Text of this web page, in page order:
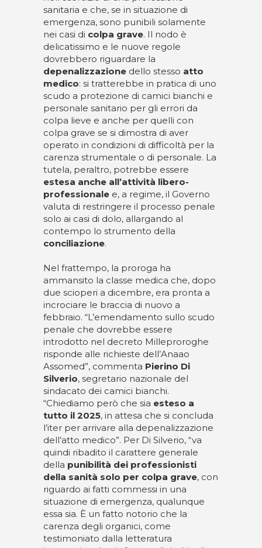
sanitaria e che, se in situazione di
emergenza, sono punibili solamente
nei casi di colpa grave. Il nodo è
delicatissimo e le nuove regole
dovrebbero riguardare la
depenalizzazione dello stesso atto
medico: si tratterebbe in pratica di uno
scudo a protezione di camici bianchi e
personale sanitario per gli errori da
colpa lieve e anche per quelli con
colpa grave se si dimostra di aver
operato in condizioni di difficoltà per la
carenza strumentale o di personale. La
tutela, peraltro, potrebbe essere
estesa anche all’attività libero-
professionale e, a regime, il Governo
valuta di restringere il processo penale
solo ai casi di dolo, allargando al
contempo lo strumento della
conciliazione.
Nel frattempo, la proroga ha
ammansito la classe medica che, dopo
due scioperi a dicembre, era pronta a
incrociare le braccia di nuovo a
febbraio. “L’emendamento sullo scudo
penale che dovrebbe essere
introdotto nel decreto Milleproroghe
risponde alle richieste dell’Anaao
Assomed”, commenta Pierino Di
Silverio, segretario nazionale del
sindacato dei camici bianchi.
“Chiediamo però che sia esteso a
tutto il 2025, in attesa che si concluda
l’iter per arrivare alla depenalizzazione
dell’atto medico”. Per Di Silverio, “va
quindi ribadito il carattere generale
della punibilità dei professionisti
della sanità solo per colpa grave, con
riguardo ai fatti commessi in una
situazione di emergenza, qualunque
essa sia. È un fatto notorio che la
carenza degli organici, come
testimoniato dalla letteratura